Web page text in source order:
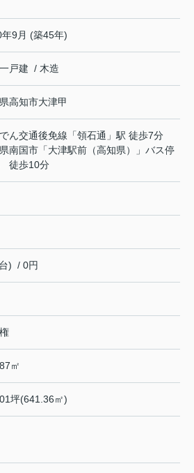
年9月 (築45年)
戸建 / 木造
高知市大津甲
ん交通後免線 「領石通 」駅 徒歩7分
南国市「大津駅前（高知県）」バス停
徒歩10分
) / 0円
㎡
坪(641.36㎡)